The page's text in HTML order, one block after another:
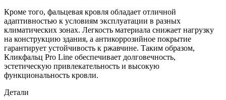
Кроме того, фальцевая кровля обладает отличной
адаптивностью к условиям эксплуатации в разных
климатических зонах. Легкость материала снижает нагрузку
на конструкцию здания, а антикоррозийное покрытие
гарантирует устойчивость к ржавчине. Таким образом,
Кликфальц Pro Line обеспечивает долговечность,
эстетическую привлекательность и высокую
функциональность кровли.
Детали